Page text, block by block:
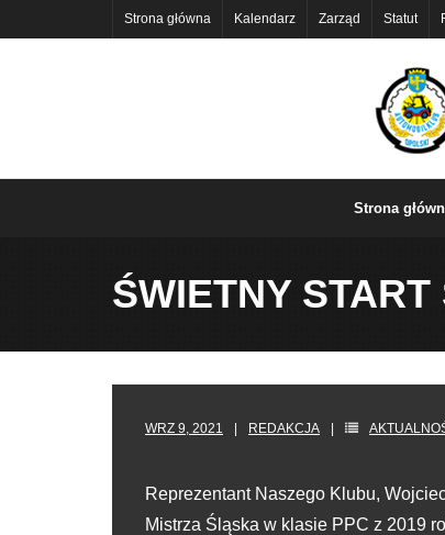
to
Strona główna Kalendarz Zarząd Statut
Strona
ŚWIETNY
WRZ 9, 2021 REDAKCJA
Reprezentant Naszego Klubu,
Mistrza Śląska w klasie PPC z 2019